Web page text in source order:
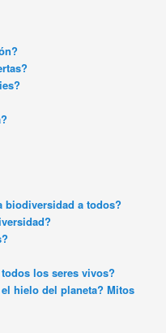
biodiversidad a todos?
los seres vivos?
hielo del planeta? Mitos